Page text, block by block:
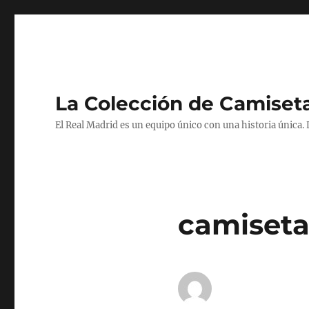
La Colección de
El Real Madrid es un equipo único con una historia